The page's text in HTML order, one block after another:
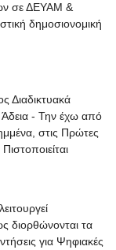
σε ΔΕΥΑΜ &
δημοσιονομική
Διαδικτυακά
- Την έχω από
στις Πρώτες
διορθώνονται τα
για Ψηφιακές